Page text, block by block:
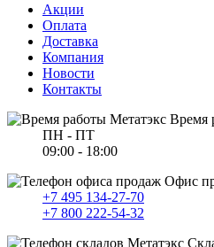
Акции
Оплата
Доставка
Компания
Новости
Контакты
Время
ПН - ПТ
09:00 - 18:00
Офис
+7 495 134-27-70
+7 800 222-54-32